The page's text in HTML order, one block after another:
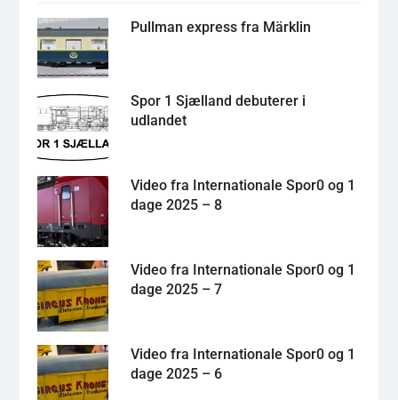
Pullman express fra Märklin
Spor 1 Sjælland debuterer i
udlandet
Video fra Internationale Spor0 og 1
dage 2025 – 8
Video fra Internationale Spor0 og 1
dage 2025 – 7
Video fra Internationale Spor0 og 1
dage 2025 – 6